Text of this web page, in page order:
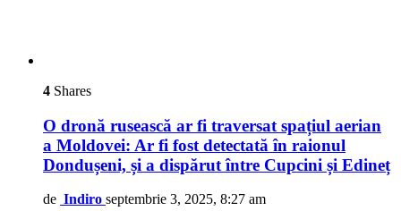
4 Shares
O dronă rusească ar fi traversat spațiul aerian
a Moldovei: Ar fi fost detectată în raionul
Dondușeni, și a dispărut între Cupcini și Edineț
de Indiro septembrie 3, 2025, 8:27 am